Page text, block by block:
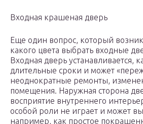
Входная крашеная дверь
Еще один вопрос, который
какого цвета выбрать входные
Входная дверь устанавливается,
длительные сроки и может
неоднократные ремонты,
помещения. Наружная сторона
восприятие внутреннего
особой роли не играет и может
например, как простое